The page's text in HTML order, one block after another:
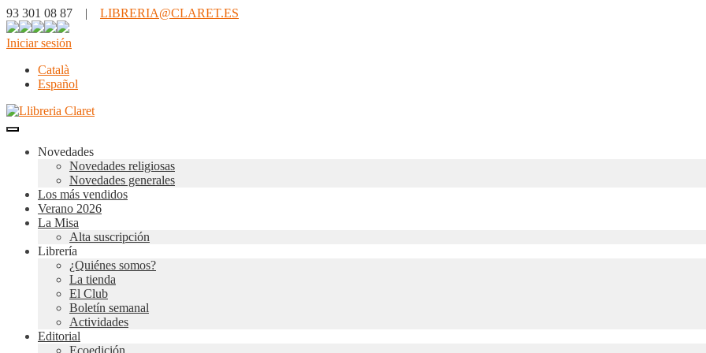
93 301 08 87 | LIBRERIA@CLARET.ES
Iniciar sesión
Català
Español
Novedades
Novedades religiosas
Novedades generales
Los más vendidos
Verano 2026
La Misa
Alta suscripción
Librería
¿Quiénes somos?
La tienda
El Club
Boletín semanal
Actividades
Editorial
Ecoedición